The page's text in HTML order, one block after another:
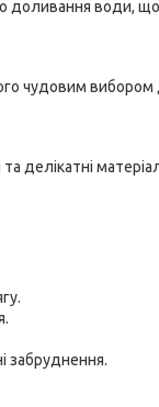
доливання води,
чудовим
делікатні
забруднення.